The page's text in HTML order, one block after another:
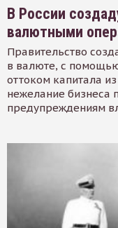
В России
валютными
Правительство
в валюте, с
оттоком капитала
нежелание бизнеса
предупреждениям